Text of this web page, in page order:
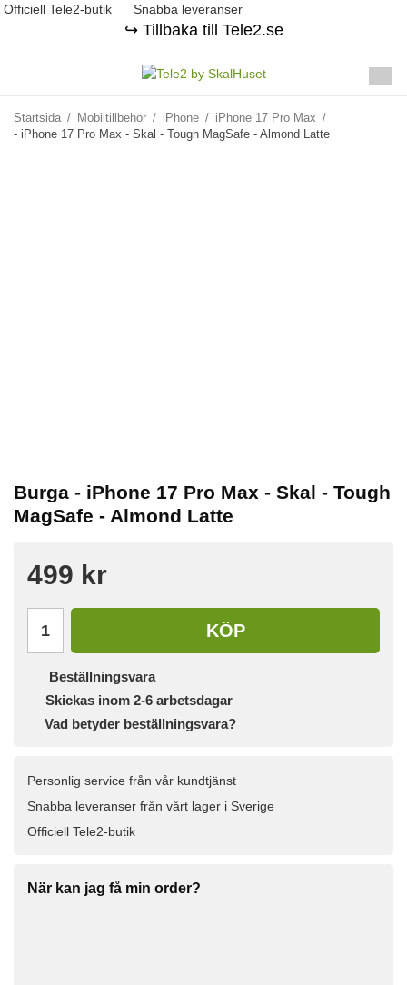
Officiell Tele2-butik Snabba leveranser
↪️ Tillbaka till Tele2.se
Startsida / Mobiltillbehör / iPhone / iPhone 17 Pro Max /
- iPhone 17 Pro Max - Skal - Tough MagSafe - Almond Latte
Burga - iPhone 17 Pro Max - Skal - Tough
MagSafe - Almond Latte
499 kr
KÖP
Beställningsvara
Skickas inom 2-6 arbetsdagar
Vad betyder beställningsvara?
Personlig service från vår kundtjänst
Snabba leveranser från vårt lager i Sverige
Officiell Tele2-butik
När kan jag få min order?